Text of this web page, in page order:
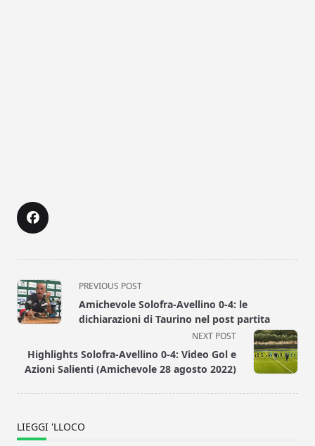
<span
class="nav-
subtitle
reader-
text">Page</span>
PREVIOUS POST
Amichevole Solofra-Avellino 0-4: le
dichiarazioni di Taurino nel post partita
NEXT POST
Highlights Solofra-Avellino 0-4: Video Gol e
Azioni Salienti (Amichevole 28 agosto 2022)
LIEGGI 'LLOCO